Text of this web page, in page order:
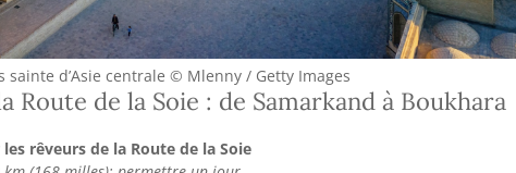
sainte d’Asie centrale © Mlenny / Getty Images
Route de la Soie : de Samarkand à Boukhara
rêveurs de la Route de la Soie